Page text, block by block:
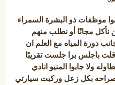
موظفات ذو البشرة السمراء
نأكل مجانًا أو نطلب منهم
دورة المياه مع العلم ان
باجلس برا جلست تقريبًا
ولا جابوا المنيو انادي
بكل زعل وركبت سيارتي